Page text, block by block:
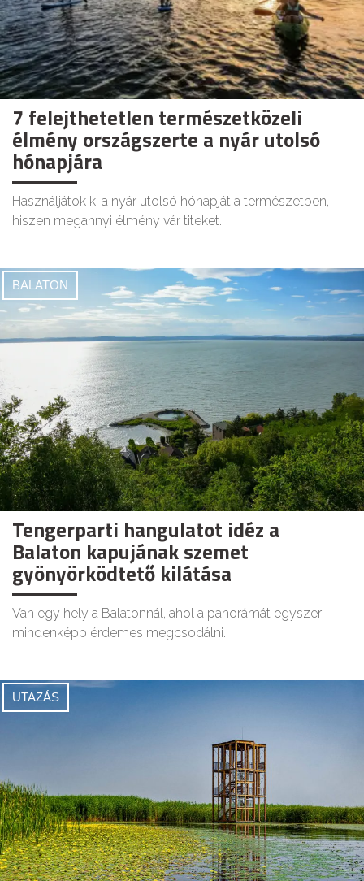
7 felejthetetlen természetközeli
élmény országszerte a nyár utolsó
hónapjára
Használjátok ki a nyár utolsó hónapját a természetben,
hiszen megannyi élmény vár titeket.
BALATON
Tengerparti hangulatot idéz a
Balaton kapujának szemet
gyönyörködtető kilátása
Van egy hely a Balatonnál, ahol a panorámát egyszer
mindenképp érdemes megcsodálni.
UTAZÁS